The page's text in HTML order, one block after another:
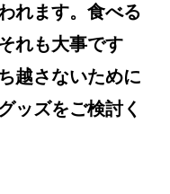
れます。食べる
れも大事です
越さないために
ッズをご検討く